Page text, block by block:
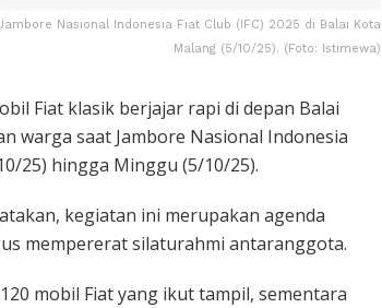
Nasional Indonesia Fiat Club (IFC) 2025 di Balai Kota
Malang (5/10/25). (Foto: Istimewa)
Fiat klasik berjajar rapi di depan Balai
warga saat Jambore Nasional Indonesia
25) hingga Minggu (5/10/25).
kegiatan ini merupakan agenda
mempererat silaturahmi antaranggota.
mobil Fiat yang ikut tampil, sementara